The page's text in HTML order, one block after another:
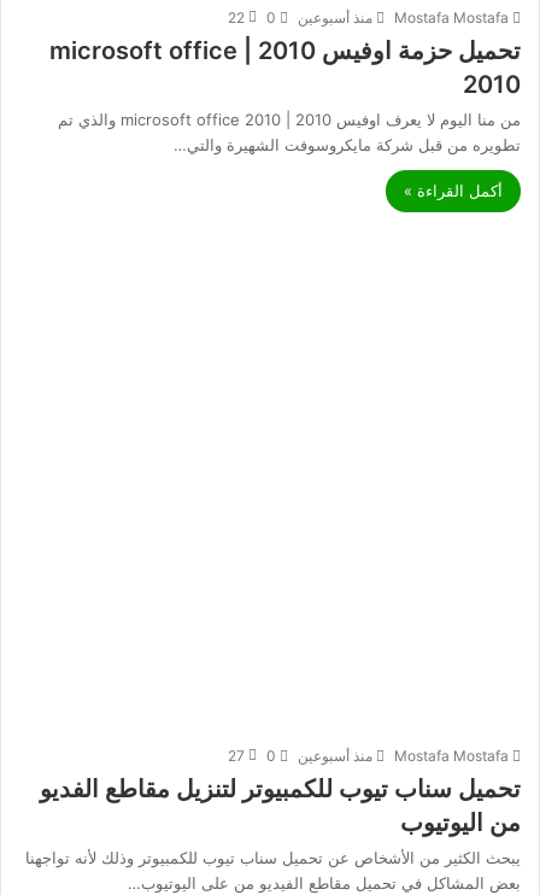
Mostafa Mostafa منذ أسبوعين 0
22
تحميل حزمة اوفيس 2010 | microsoft office
2010
من منا اليوم لا يعرف اوفيس 2010 | microsoft office 2010 والذي تم
تطويره من قبل شركة مايكروسوفت الشهيرة والتي…
أكمل القراءة »
Mostafa Mostafa منذ أسبوعين 0
27
تحميل سناب تيوب للكمبيوتر لتنزيل مقاطع الفديو
من اليوتيوب
يبحث الكثير من الأشخاص عن تحميل سناب تيوب للكمبيوتر وذلك لأنه تواجهنا
بعض المشاكل في تحميل مقاطع الفيديو من على اليوتيوب…